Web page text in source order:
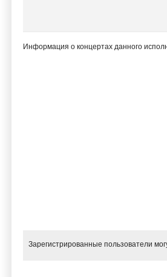
Информация о концертах данного
Зарегистрированные пользователи